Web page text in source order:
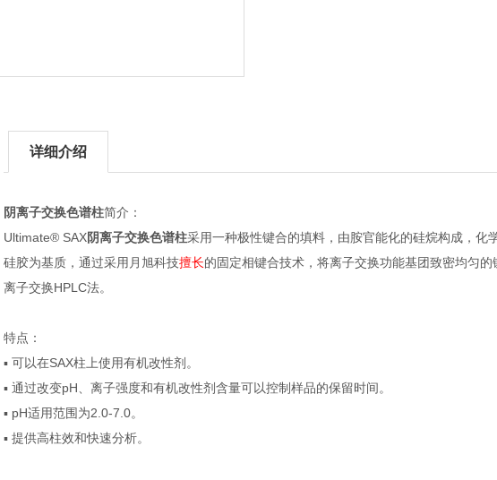
详细介绍
阴离子交换色谱柱简介：
Ultimate® SAX阴离子交换色谱柱采用一种极性键合的填料，由胺官能化的硅烷构成，
硅胶为基质，通过采用月旭科技擅长的固定相键合技术，将离子交换功能基团致密均匀
离子交换HPLC法。
特点：
▪ 可以在SAX柱上使用有机改性剂。
▪ 通过改变pH、离子强度和有机改性剂含量可以控制样品的保留时间。
▪ pH适用范围为2.0-7.0。
▪ 提供高柱效和快速分析。